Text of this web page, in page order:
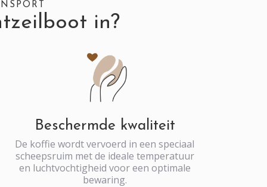
in?
Beschermde kwaliteit
De koffie wordt vervoerd in een speciaal
scheepsruim met de ideale temperatuur
en luchtvochtigheid voor een optimale
bewaring.